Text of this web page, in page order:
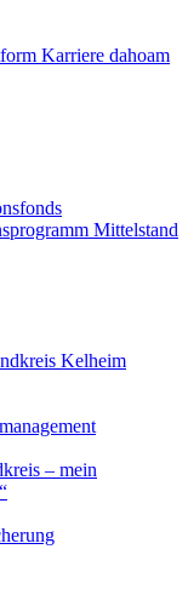
Karriere dahoam
Mittelstand
Kelheim
– mein